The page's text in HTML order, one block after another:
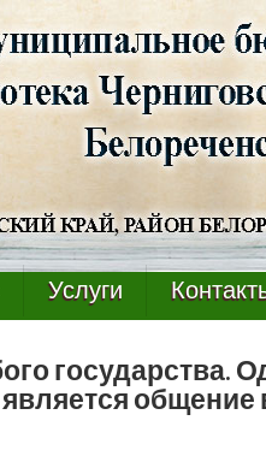
Услуги
государства.
общение